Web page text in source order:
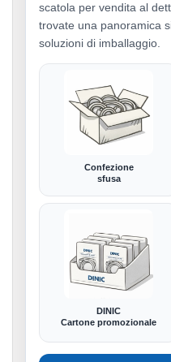
scatola per vendita al
trovate una panoramica
soluzioni di imballaggio.
Confezione
sfusa
DINIC
Cartone promozionale